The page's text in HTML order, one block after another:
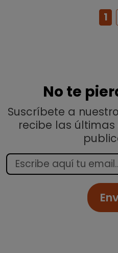
1
No te
Suscríbete a nuestro
recibe las